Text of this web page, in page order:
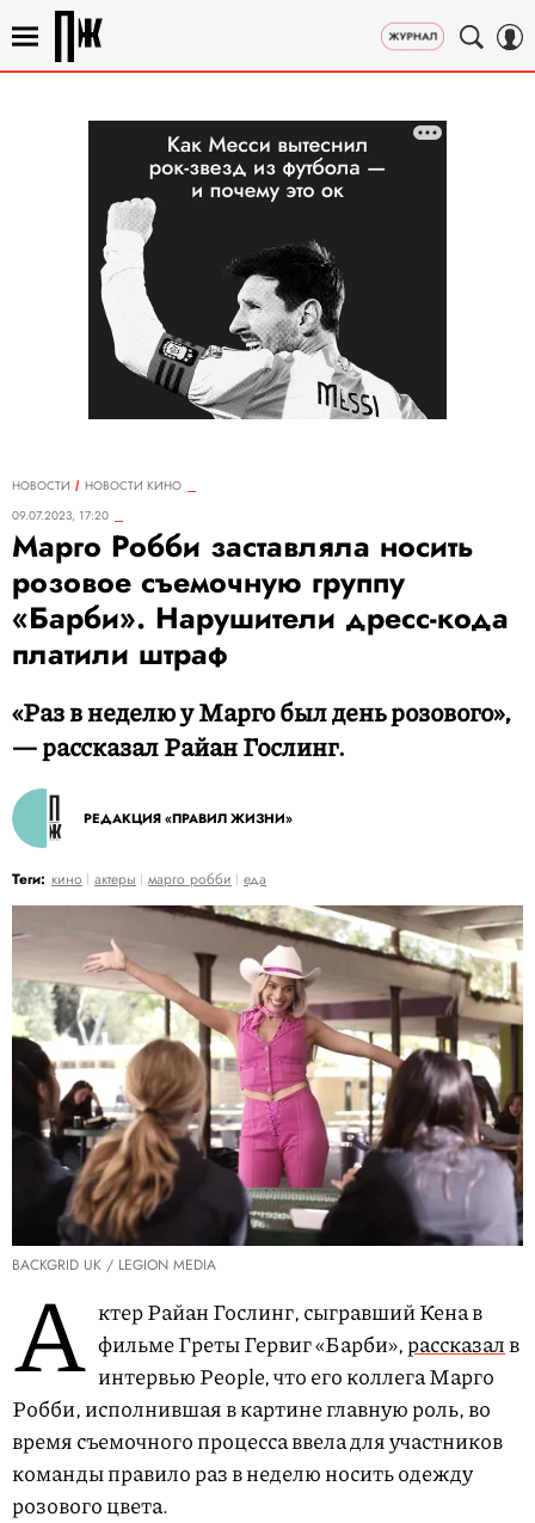
НОВОСТИ
НОВОСТИ КИНО
09.07.2023, 17:20
Марго Робби заставляла носить
розовое съемочную группу
«Барби». Нарушители дресс-кода
платили штраф
«Раз в неделю у Марго был день розового»,
— рассказал Райан Гослинг.
РЕДАКЦИЯ «ПРАВИЛ ЖИЗНИ»
Теги: кино актеры марго робби еда
BACKGRID UK / LEGION MEDIA
А ктер Райан Гослинг, сыгравший Кена в
фильме Греты Гервиг «Барби»,рассказалв
интервью People, что его коллега Марго
Робби, исполнившая в картине главную роль, во
время съемочного процесса ввела для участников
команды правило раз в неделю носить одежду
розового цвета.